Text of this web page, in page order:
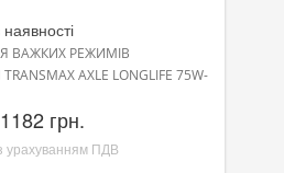
ВАЖКИХ РЕЖИМІВ
AXLE LONGLIFE 75W-
1182 грн.
урахуванням ПДВ